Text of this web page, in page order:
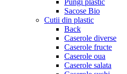
Pungi plastic
Sacose Bio
Cutii din plastic
Back
Caserole diverse
Caserole fructe
Caserole oua
Caserole salata